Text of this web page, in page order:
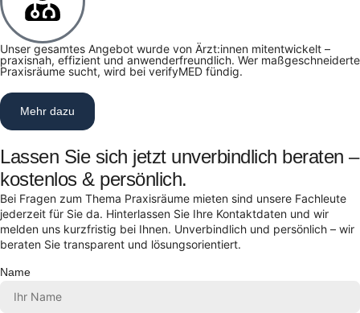
Unser gesamtes Angebot wurde von Ärzt:innen mitentwickelt –
praxisnah, effizient und anwenderfreundlich. Wer maßgeschneiderte
Praxisräume sucht, wird bei verifyMED fündig.
Mehr dazu
Lassen Sie sich jetzt unverbindlich beraten –
kostenlos & persönlich.
Bei Fragen zum Thema Praxisräume mieten sind unsere Fachleute
jederzeit für Sie da. Hinterlassen Sie Ihre Kontaktdaten und wir
melden uns kurzfristig bei Ihnen. Unverbindlich und persönlich – wir
beraten Sie transparent und lösungsorientiert.
Name